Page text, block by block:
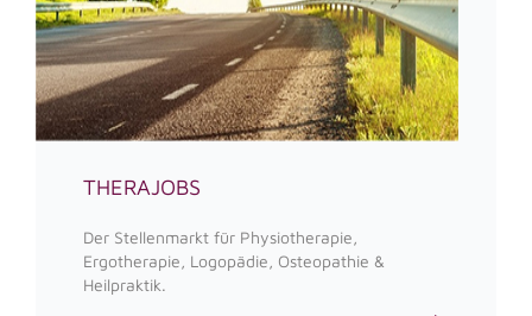
THERAJOBS
Der Stellenmarkt für Physiotherapie,
Ergotherapie, Logopädie, Osteopathie &
Heilpraktik.